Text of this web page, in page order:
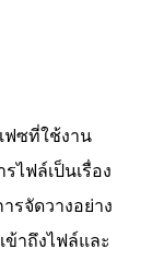
ฟซที่ใช้งาน
ไฟล์เป็นเรื่อง
รจัดวางอย่าง
าถึงไฟล์และ